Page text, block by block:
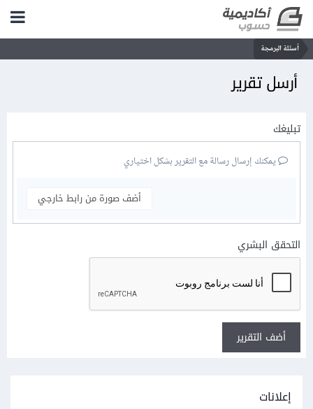
أسئلة البرمجة
أرسل تقرير
تبليغك
يمكنك إرسال رسالة مع التقرير بشكل اختياري
أضف صورة من رابط خارجي
التحقق البشري
أضف التقرير
إعلانات